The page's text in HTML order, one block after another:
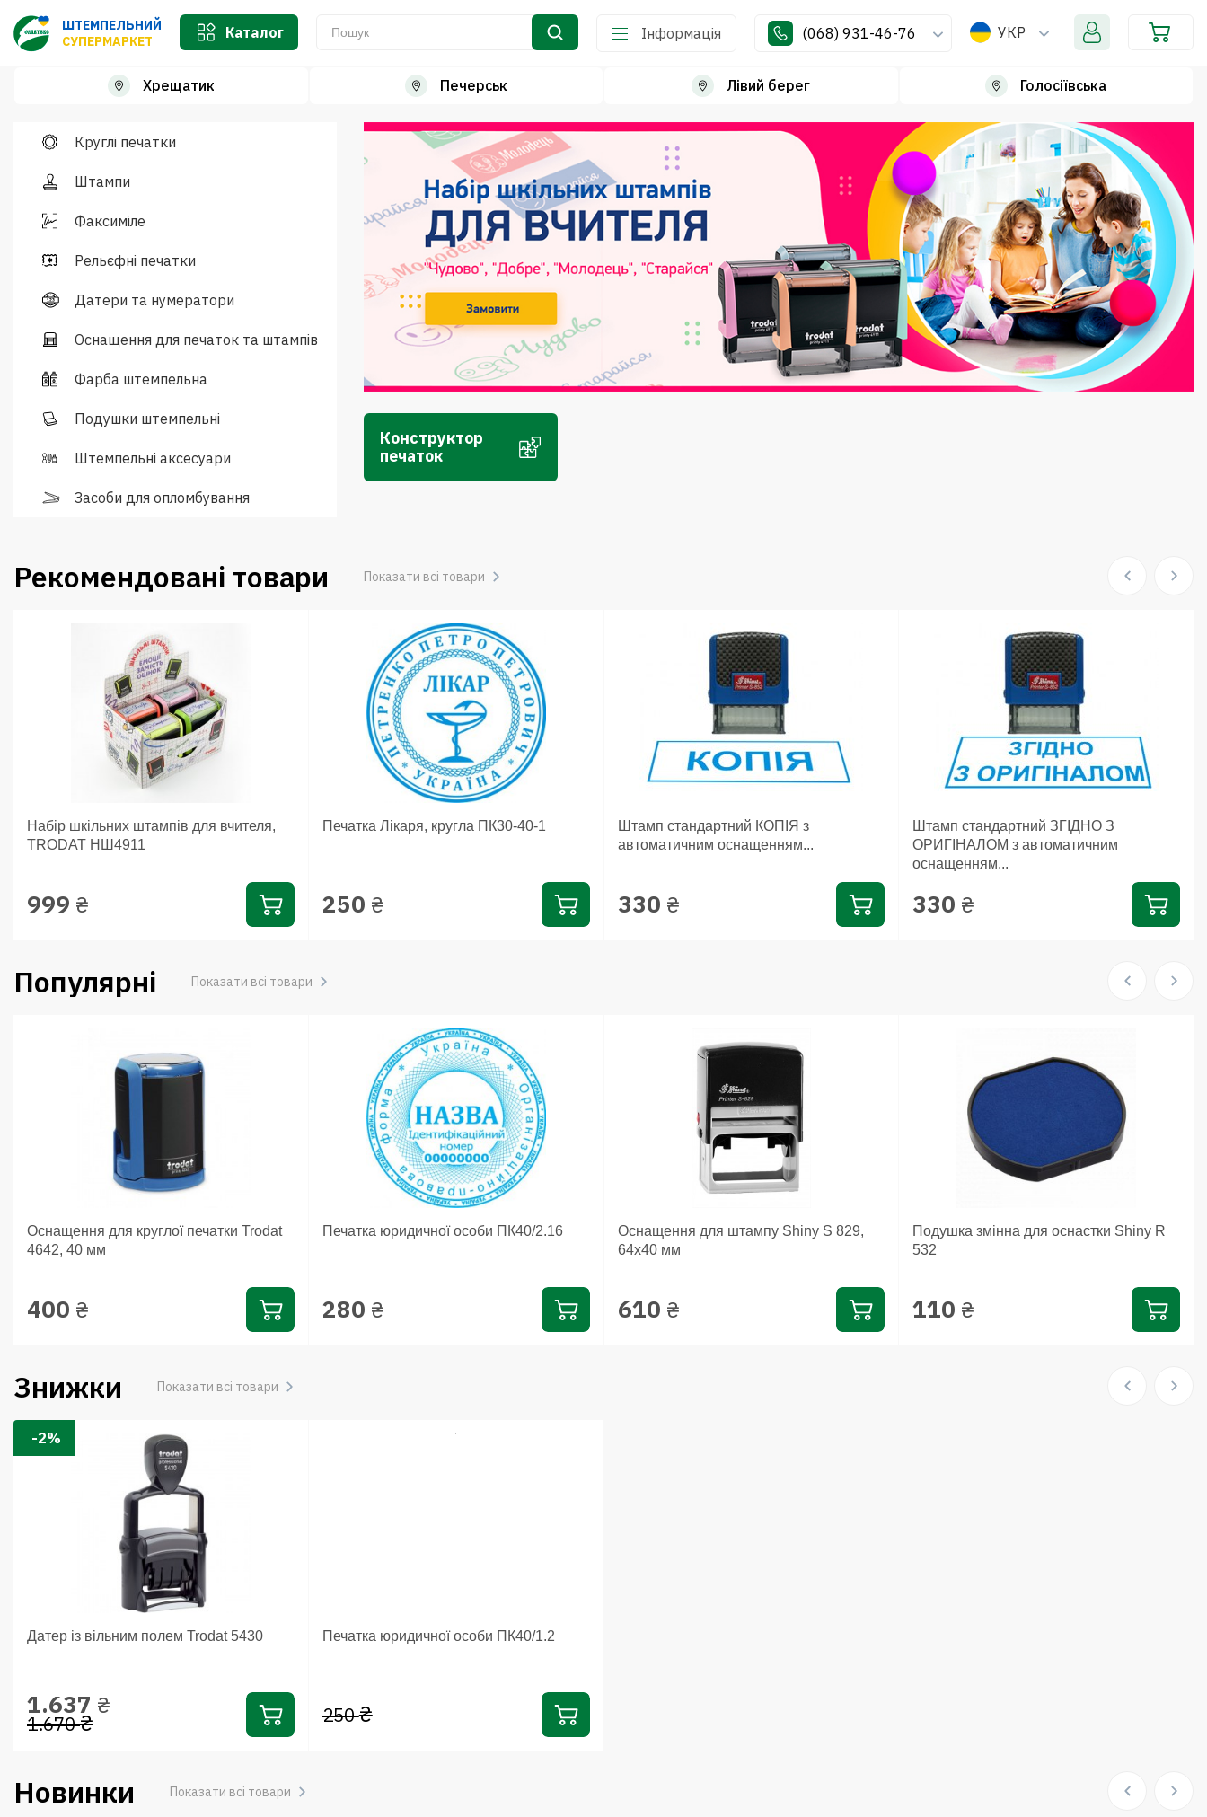
ШТЕМПЕЛЬНИЙ
СУПЕРМАРКЕТ
Каталог Інформація (068) 931-46-76 УКР
Хрещатик Печерськ Лівий берег Голосіївська
Круглі печатки
Штампи
Факсиміле
Рельєфні печатки
Датери та нумератори
Оснащення для печаток та штампів
Фарба штемпельна
Подушки штемпельні
Штемпельні аксесуари
Засоби для опломбування
Конструктор
печаток
Рекомендовані товари Показати всі товари
Набір шкільних штампів для вчителя,
TRODAT НШ4911
999 ₴
Печатка Лікаря, кругла ПК30-40-1
250 ₴
Штамп стандартний КОПІЯ з
автоматичним оснащенням...
330 ₴
Штамп стандартний ЗГІДНО З
ОРИГІНАЛОМ з автоматичним
оснащенням...
330 ₴
Популярні Показати всі товари
Оснащення для круглої печатки Trodat
4642, 40 мм
400 ₴
Печатка юридичної особи ПК40/2.16
280 ₴
Оснащення для штампу Shiny S 829,
64х40 мм
610 ₴
Подушка змінна для оснастки Shiny R
532
110 ₴
Знижки Показати всі товари
-2%
Датер із вільним полем Trodat 5430
1.637 ₴
1.670₴
Печатка юридичної особи ПК40/1.2
250₴
Новинки Показати всі товари